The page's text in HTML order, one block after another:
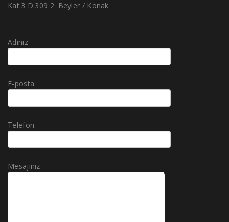
Kat:3 D:309 2. Beyler / Konak
Adınız
E-posta
Telefon
Mesajınız